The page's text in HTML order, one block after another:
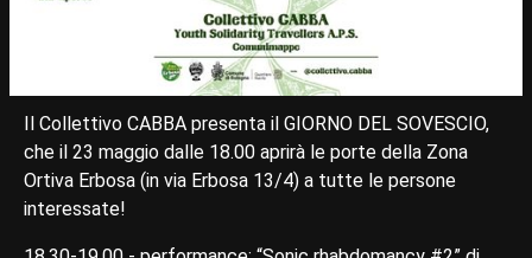
Il Collettivo CABBA presenta il GIORNO DEL SOVESCIO,
che il 23 maggio dalle 18.00 aprirà le porte della Zona
Ortiva Erbosa (in via Erbosa 13/4) a tutte le persone
interessate!